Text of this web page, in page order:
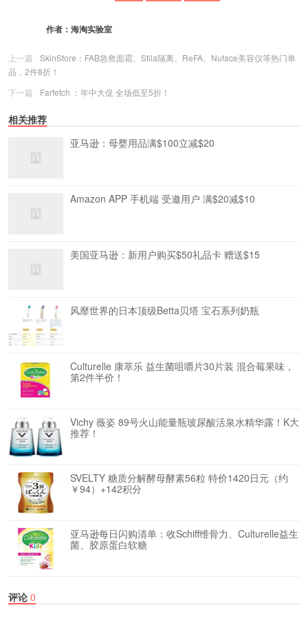
作者： 海淘实验室
上一篇
SkinStore：FAB急救面霜、Stila隔离、ReFA、Nuface美容仪等热门单
品，2件8折！
下一篇
Farfetch ：年中大促 全场低至5折！
相关推荐
亚马逊：母婴用品满$100立减$20
Amazon APP 手机端 受邀用户 满$20减$10
美国亚马逊：新用户购买$50礼品卡 赠送$15
风靡世界的日本顶级Betta贝塔 宝石系列奶瓶
Culturelle 康萃乐 益生菌咀嚼片30片装 混合莓果味，
第2件半价！
Vichy 薇姿 89号火山能量瓶玻尿酸活泉水精华露！K大
推荐！
SVELTY 糖质分解酵母酵素56粒 特价1420日元（约
￥94）+142积分
亚马逊每日闪购清单：收Schiff维骨力、Culturelle益生
菌、胶原蛋白软糖
评论 0